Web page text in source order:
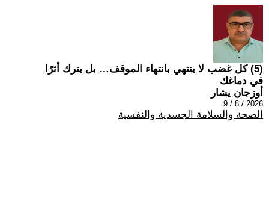
(5) كل غضب لا ينتهي بانتهاء الموقف… بل يترك أثرًا
في دماغك
أوزجان يشار
2026 / 8 / 9
الصحة والسلامة الجسدية والنفسية